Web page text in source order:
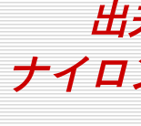
出
ナイロ